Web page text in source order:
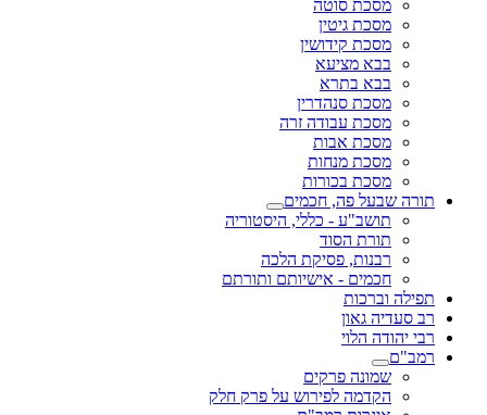
מסכת סוטה
מסכת גיטין
מסכת קידושין
בבא מציעא
בבא בתרא
מסכת סנהדרין
מסכת עבודה זרה
מסכת אבות
מסכת מנחות
מסכת בכורות
תורה שבעל פה, חכמים
תושב"ע - כללי, היסטוריה
תורת הסוד
רבנות, פסיקת הלכה
חכמים - אישיותם ותורתם
תפילה וברכות
רב סעדיה גאון
רבי יהודה הלוי
רמב"ם
שמונה פרקים
הקדמה לפירוש על פרק חלק